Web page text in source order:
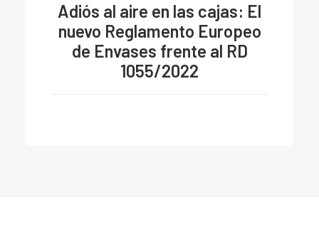
Adiós al aire en las cajas: El
nuevo Reglamento Europeo
de Envases frente al RD
1055/2022